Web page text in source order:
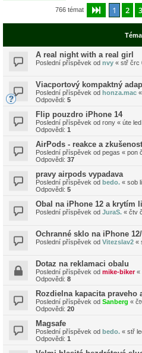
766 témat Stránka z
1 2 3
A real night with a real girl
Poslední příspěvek od nvy « stř črc
Viacportový kompaktný
Poslední příspěvek od honza.mac «
Odpovědi: 5
Flip pouzdro iPhone 14
Poslední příspěvek od rony « úte
Odpovědi: 1
AirPods - reakce a
Poslední příspěvek od pegas « pon
Odpovědi: 37
pravy airpods vypadava
Poslední příspěvek od bedo. « sob
Odpovědi: 5
Obal na iPhone 12 a krytím
Poslední příspěvek od JuraS. « čtv
Ochranné sklo na iPhone
Poslední příspěvek od Vitezslav2 «
Dotaz na reklamaci obalu
Poslední příspěvek od mike-biker«
Odpovědi: 8
Rozdielna kapacita praveho
Poslední příspěvek od Sanberg «
Odpovědi: 20
Magsafe
Poslední příspěvek od bedo. « stř
Odpovědi: 1